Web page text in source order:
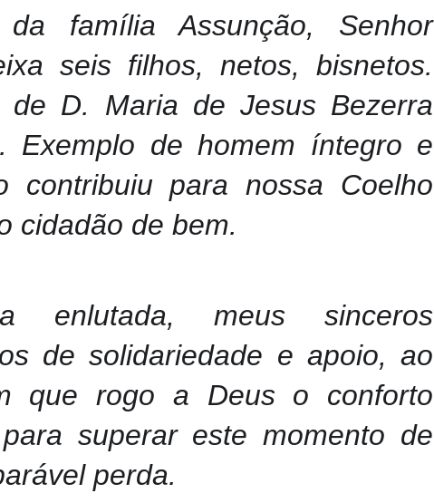
da família Assunção, Senhor
seis filhos, netos, bisnetos.
de D. Maria de Jesus Bezerra
Exemplo de homem íntegro e
contribuiu para nossa Coelho
cidadão de bem.
enlutada, meus sinceros
de solidariedade e apoio, ao
que rogo a Deus o conforto
superar este momento de
perda.